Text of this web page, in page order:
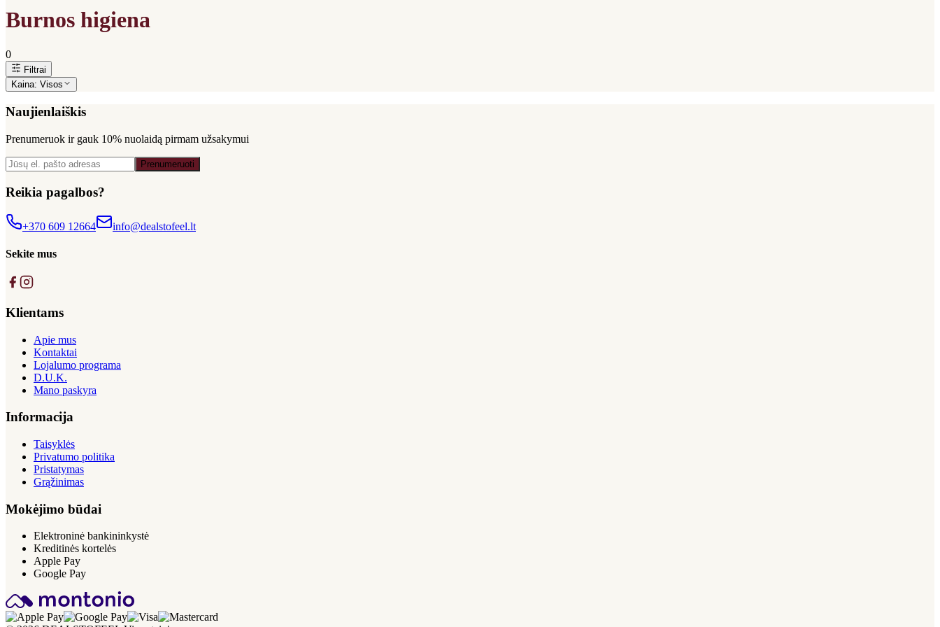
Burnos higiena
0
Filtrai
Kaina: Visos
Naujienlaiškis
Prenumeruok ir gauk 10% nuolaidą pirmam užsakymui
Prenumeruoti
Reikia pagalbos?
+370 609 12664 info@dealstofeel.lt
Sekite mus
Klientams
Apie mus
Kontaktai
Lojalumo programa
D.U.K.
Mano paskyra
Informacija
Taisyklės
Privatumo politika
Pristatymas
Grąžinimas
Mokėjimo būdai
Elektroninė bankininkystė
Kreditinės kortelės
Apple Pay
Google Pay